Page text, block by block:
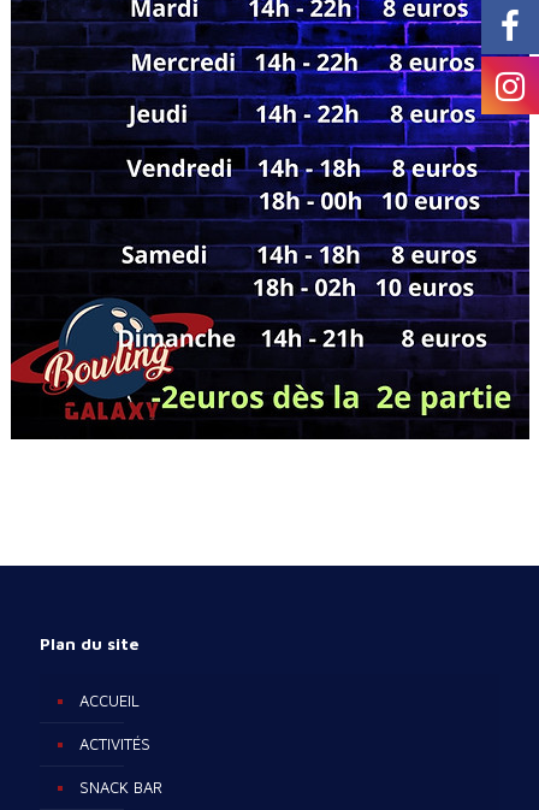
Plan du site
ACCUEIL
ACTIVITÉS
SNACK BAR